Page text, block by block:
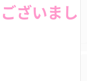
ざいまし